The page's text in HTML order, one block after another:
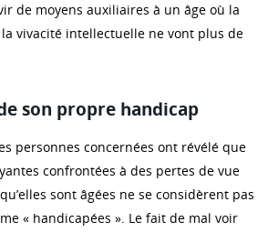
de moyens auxiliaires à un âge où la
vivacité intellectuelle ne vont plus de
son propre handicap
personnes concernées ont révélé que
confrontées à des pertes de vue
sont âgées ne se considèrent pas
« handicapées ». Le fait de mal voir